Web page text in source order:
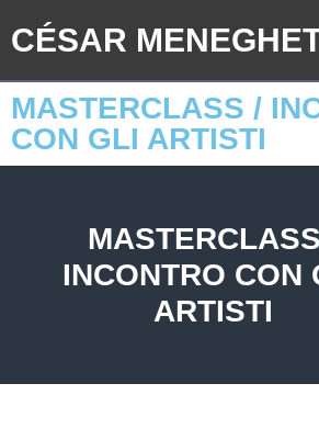
CÉSAR
MASTERCLASS /
CON GLI ARTISTI
INCONTRO CON
ARTISTI